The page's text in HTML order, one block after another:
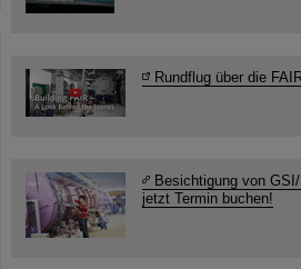
Rundflug über die
Besichtigung von
jetzt Termin buchen!